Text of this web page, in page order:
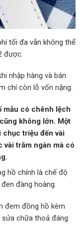
tối đa vẫn không thể
được.
nhập hàng và bán
chí còn lỗ vốn nặng.
mẫu có chênh lệch
không lớn. Một
chục triệu đến vài
trăm ngàn mà có
hồ chính là chế độ
đàng hoàng.
đem đồng hồ kèm
chữa thoả đáng.